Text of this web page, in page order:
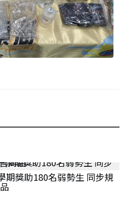
期獎助180名弱勢生 同步規